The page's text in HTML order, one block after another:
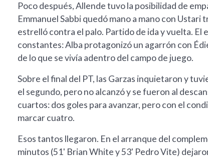
Poco después, Allende tuvo la posibilidad de
Emmanuel Sabbi quedó mano a mano con
estrelló contra el palo. Partido de ida y vuelta.
constantes: Alba protagonizó un agarrón con
de lo que se vivía adentro del campo de juego.
Sobre el final del PT, las Garzas inquietaron y
el segundo, pero no alcanzó y se fueron al
cuartos: dos goles para avanzar, pero con el
marcar cuatro.
Esos tantos llegaron. En el arranque del
minutos (51' Brian White y 53' Pedro Vite)